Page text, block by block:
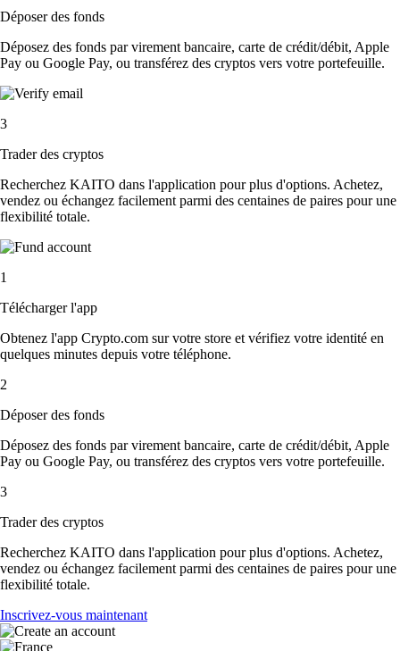
Déposer des fonds
Déposez des fonds par virement bancaire, carte de crédit/débit, Apple
Pay ou Google Pay, ou transférez des cryptos vers votre portefeuille.
3
Trader des cryptos
Recherchez KAITO dans l'application pour plus d'options. Achetez,
vendez ou échangez facilement parmi des centaines de paires pour une
flexibilité totale.
1
Télécharger l'app
Obtenez l'app Crypto.com sur votre store et vérifiez votre identité en
quelques minutes depuis votre téléphone.
2
Déposer des fonds
Déposez des fonds par virement bancaire, carte de crédit/débit, Apple
Pay ou Google Pay, ou transférez des cryptos vers votre portefeuille.
3
Trader des cryptos
Recherchez KAITO dans l'application pour plus d'options. Achetez,
vendez ou échangez facilement parmi des centaines de paires pour une
flexibilité totale.
Inscrivez-vous maintenant